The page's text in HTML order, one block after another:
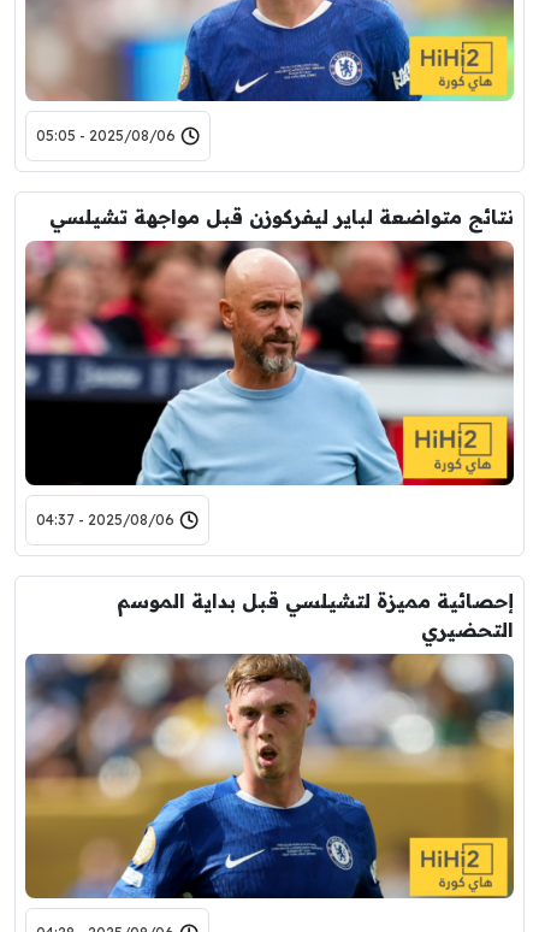
2025/08/06 - 05:05
نتائج متواضعة لباير ليفركوزن قبل مواجهة تشيلسي
2025/08/06 - 04:37
إحصائية مميزة لتشيلسي قبل بداية الموسم
التحضيري